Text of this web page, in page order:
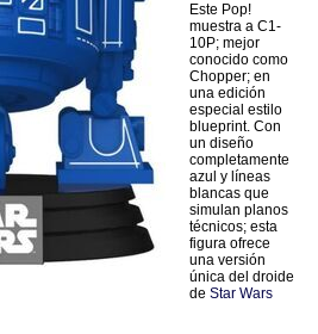
Este Pop!
muestra a C1-
10P; mejor
conocido como
Chopper; en
una edición
especial estilo
blueprint. Con
un diseño
completamente
azul y líneas
blancas que
simulan planos
técnicos; esta
figura ofrece
una versión
única del droide
de Star Wars